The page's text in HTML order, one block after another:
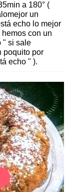
a 180° (
un
echo lo mejor
con un
" si sale
poquito por
echo " ).